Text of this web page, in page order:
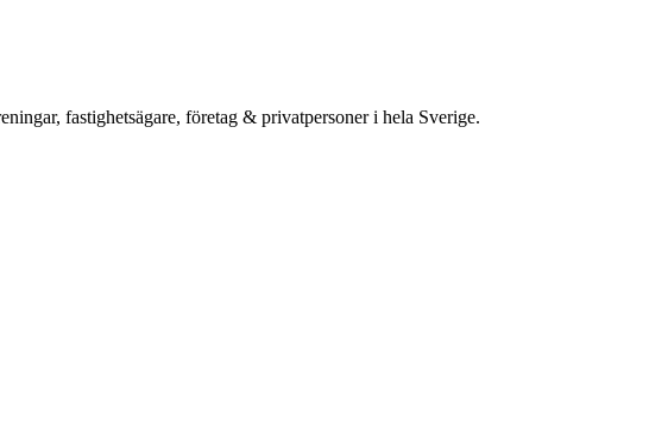
fastighetsägare, företag & privatpersoner i hela Sverige.